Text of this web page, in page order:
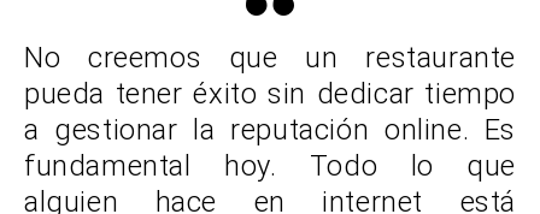
No creemos que un restaurante
pueda tener éxito sin dedicar tiempo
a gestionar la reputación online. Es
fundamental hoy. Todo lo que
alguien hace en internet está